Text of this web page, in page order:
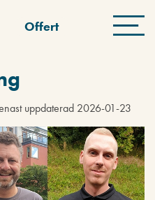
Offert
uppdaterad 2026-01-23